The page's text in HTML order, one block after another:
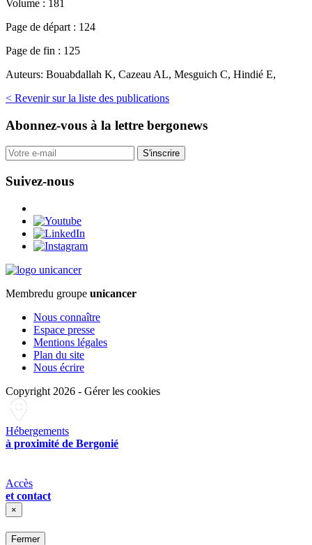
Volume : 181
Page de départ : 124
Page de fin : 125
Auteurs: Bouabdallah K, Cazeau AL, Mesguich C, Hindié E,
< Revenir sur la liste des publications
Abonnez-vous à la lettre bergonews
S'inscrire
Suivez-nous
Membredu groupe unicancer
Nous connaître
Espace presse
Mentions légales
Plan du site
Nous écrire
Copyright 2026 - Gérer les cookies
Hébergements
à proximité de Bergonié
Accès
et contact
×
Fermer